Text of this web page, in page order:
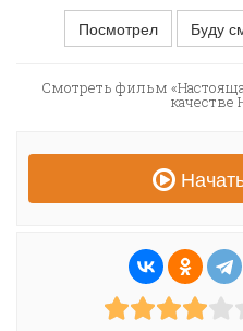
Посмотрел
Буду
Смотреть фильм
качестве